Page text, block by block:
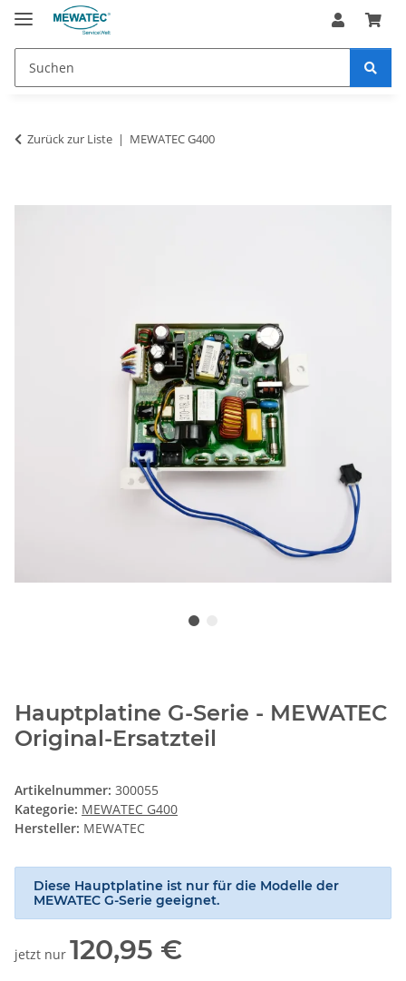
Zurück zur Liste MEWATEC G400
Hauptplatine G-Serie - MEWATEC
Original-Ersatzteil
Artikelnummer: 300055
Kategorie: MEWATEC G400
Hersteller: MEWATEC
Diese Hauptplatine ist nur für die Modelle der
MEWATEC G-Serie geeignet.
jetzt nur 120,95 €